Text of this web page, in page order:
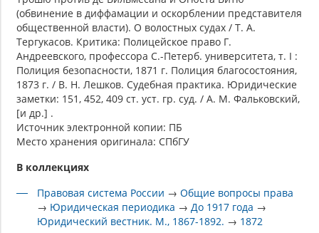
(обвинение в диффамации и оскорблении представителя
общественной власти). О волостных судах / Т. А.
Тергукасов. Критика: Полицейское право Г.
Андреевского, профессора С.-Петерб. университета, т. I :
Полиция безопасности, 1871 г. Полиция благосостояния,
1873 г. / В. Н. Лешков. Судебная практика. Юридические
заметки: 151, 452, 409 ст. уст. гр. суд. / А. М. Фальковский,
[и др.] .
Источник электронной копии: ПБ
Место хранения оригинала: СПбГУ
В коллекциях
Правовая система России →Общие вопросы права
→ Юридическая периодика → До 1917 года →
Юридический вестник. М., 1867-1892. → 1872